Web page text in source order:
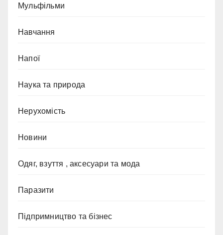
Мульфільми
Навчання
Напої
Наука та природа
Нерухомість
Новини
Одяг, взуття , аксесуари та мода
Паразити
Підпримництво та бізнес